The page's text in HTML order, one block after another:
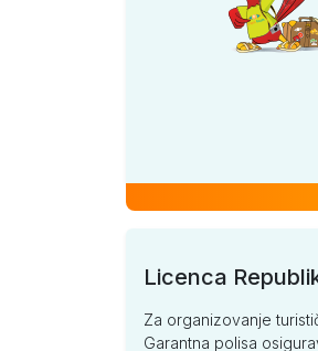
Licenca
Za organizovanje
Garantna polisa